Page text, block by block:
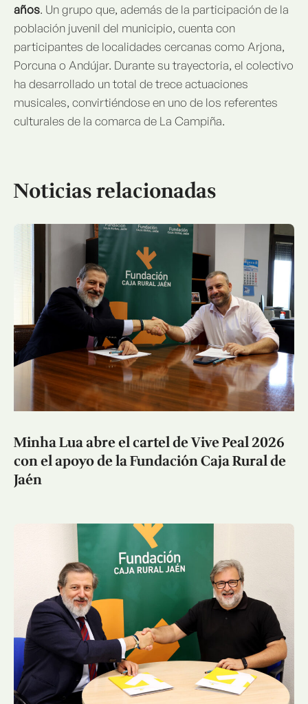
años. Un grupo que, además de la participación de la
población juvenil del municipio, cuenta con
participantes de localidades cercanas como Arjona,
Porcuna o Andújar. Durante su trayectoria, el colectivo
ha desarrollado un total de trece actuaciones
musicales, convirtiéndose en uno de los referentes
culturales de la comarca de La Campiña.
Noticias relacionadas
Minha Lua abre el cartel de Vive Peal 2026
con el apoyo de la Fundación Caja Rural de
Jaén